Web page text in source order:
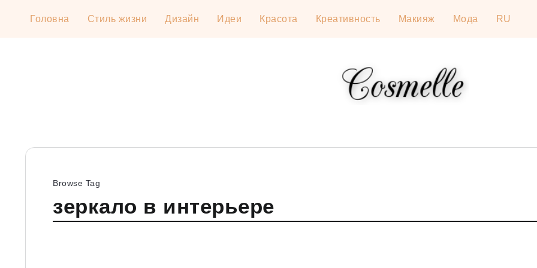
Головна Стиль жизни Дизайн Идеи Красота Креативность Макияж Мода RU
Browse Tag
зеркало в интерьере